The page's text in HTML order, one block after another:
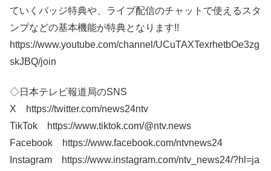
ていくバッジ特典や、ライブ配信のチャットで使えるスタ
ンプなどの基本機能が特典となります!!
https://www.youtube.com/channel/UCuTAXTexrhetbOe3zg
skJBQ/join
◇日本テレビ報道局のSNS
X https://twitter.com/news24ntv
TikTok https://www.tiktok.com/@ntv.news
Facebook https://www.facebook.com/ntvnews24
Instagram https://www.instagram.com/ntv_news24/?hl=ja